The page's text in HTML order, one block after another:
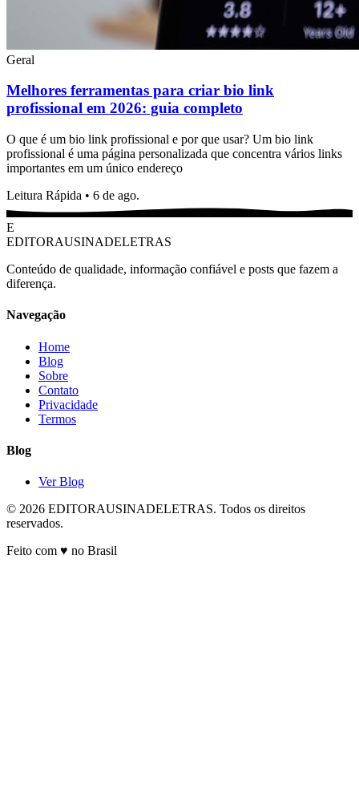
Geral
Melhores ferramentas para criar bio link
profissional em 2026: guia completo
O que é um bio link profissional e por que usar? Um bio link
profissional é uma página personalizada que concentra vários links
importantes em um único endereço
Leitura Rápida • 6 de ago.
E
EDITORAUSINADELETRAS
Conteúdo de qualidade, informação confiável e posts que fazem a
diferença.
Navegação
Home
Blog
Sobre
Contato
Privacidade
Termos
Blog
Ver Blog
© 2026 EDITORAUSINADELETRAS. Todos os direitos
reservados.
Feito com ♥ no Brasil